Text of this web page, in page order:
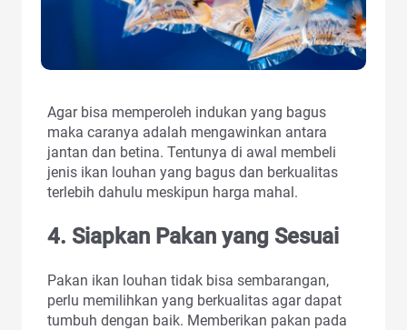
Agar bisa memperoleh indukan yang bagus
maka caranya adalah mengawinkan antara
jantan dan betina. Tentunya di awal membeli
jenis ikan louhan yang bagus dan berkualitas
terlebih dahulu meskipun harga mahal.
4. Siapkan Pakan yang Sesuai
Pakan ikan louhan tidak bisa sembarangan,
perlu memilihkan yang berkualitas agar dapat
tumbuh dengan baik. Memberikan pakan pada